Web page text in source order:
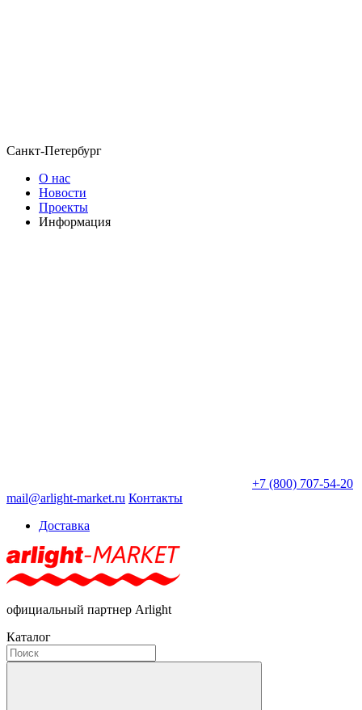
Санкт-Петербург
О нас
Новости
Проекты
Информация
+7 (800) 707-54-20
mail@arlight-market.ru Контакты
Доставка
официальный партнер Arlight
Каталог